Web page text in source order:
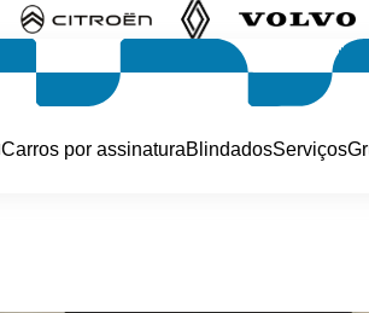
Carros por assinaturaBlindadosServiços